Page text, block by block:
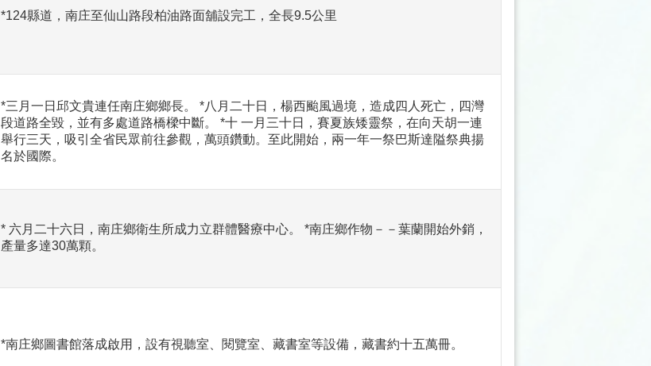
*124縣道，南庄至仙山路段柏油路面舖設完工，全長9.5公里
*三月一日邱文貴連任南庄鄉鄉長。 *八月二十日，楊西颱風過境，造成四人死亡，四灣
段道路全毀，並有多處道路橋樑中斷。 *十 一月三十日，賽夏族矮靈祭，在向天胡一連
舉行三天，吸引全省民眾前往參觀，萬頭鑽動。至此開始，兩一年一祭巴斯達隘祭典揚
名於國際。
* 六月二十六日，南庄鄉衛生所成力立群體醫療中心。 *南庄鄉作物－－葉蘭開始外銷，
產量多達30萬顆。
*南庄鄉圖書館落成啟用，設有視聽室、閱覽室、藏書室等設備，藏書約十五萬冊。